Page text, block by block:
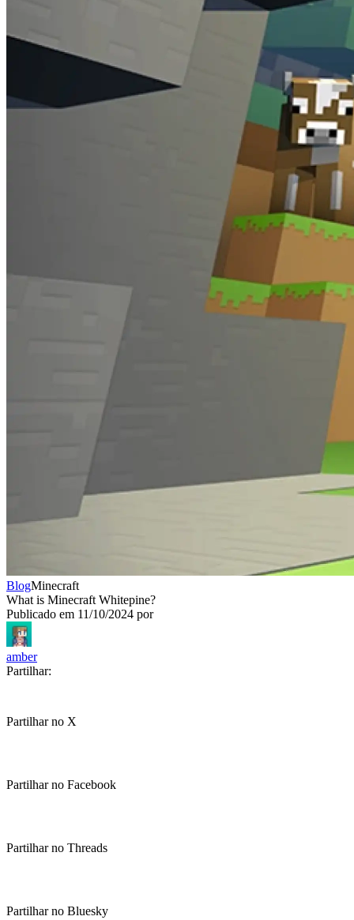
BlogMinecraft
What is Minecraft Whitepine?
Publicado em 11/10/2024 por
amber
Partilhar:
Partilhar no X
Partilhar no Facebook
Partilhar no Threads
Partilhar no Bluesky